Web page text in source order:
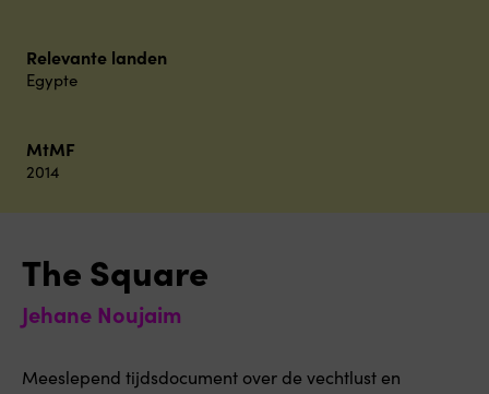
Relevante landen
Egypte
MtMF
2014
The Square
Jehane Noujaim
Meeslepend tijdsdocument over de vechtlust en